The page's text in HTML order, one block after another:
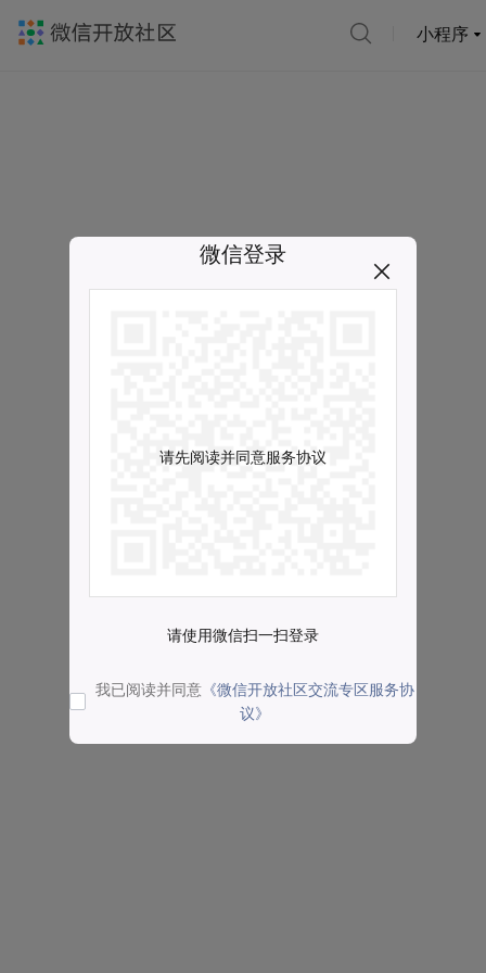
小程序
微信登录
请先阅读并同意服务协议
请使用微信扫一扫登录
我已阅读并同意 《微信开放社区交流专区服务协
议》